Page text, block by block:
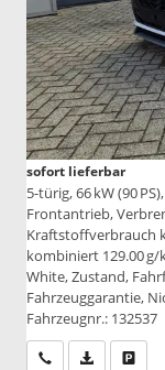
sofort lieferbar
5-türig, 66 kW (90
Frontantrieb,
Kraftstoffverbrauch
kombiniert 129.00 g/
White, Zustand,
Fahrzeuggarantie,
Fahrzeugnr.: 132537
Wir rufen Sie an
PDF-